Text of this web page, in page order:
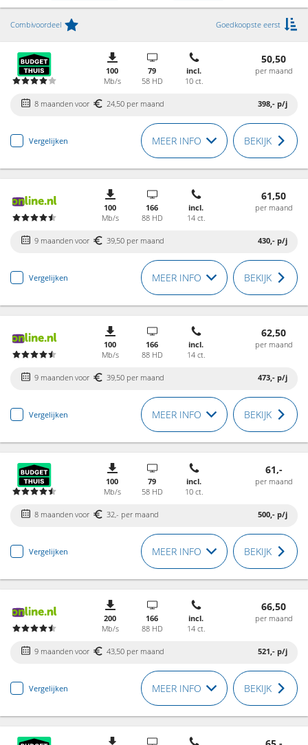
Combivoordeel Goedkoopste eerst
100
Mb/s
79
58 HD
incl.
10 ct.
50,50
per maand
8 maanden voor 24,50 per maand 398,- p/j
Vergelijken MEER INFO BEKIJK
100
Mb/s
166
88 HD
incl.
14 ct.
61,50
per maand
9 maanden voor 39,50 per maand 430,- p/j
Vergelijken MEER INFO BEKIJK
100
Mb/s
166
88 HD
incl.
14 ct.
62,50
per maand
9 maanden voor 39,50 per maand 473,- p/j
Vergelijken MEER INFO BEKIJK
100
Mb/s
79
58 HD
incl.
10 ct.
61,-
per maand
8 maanden voor 32,- per maand 500,- p/j
Vergelijken MEER INFO BEKIJK
200
Mb/s
166
88 HD
incl.
14 ct.
66,50
per maand
9 maanden voor 43,50 per maand 521,- p/j
Vergelijken MEER INFO BEKIJK